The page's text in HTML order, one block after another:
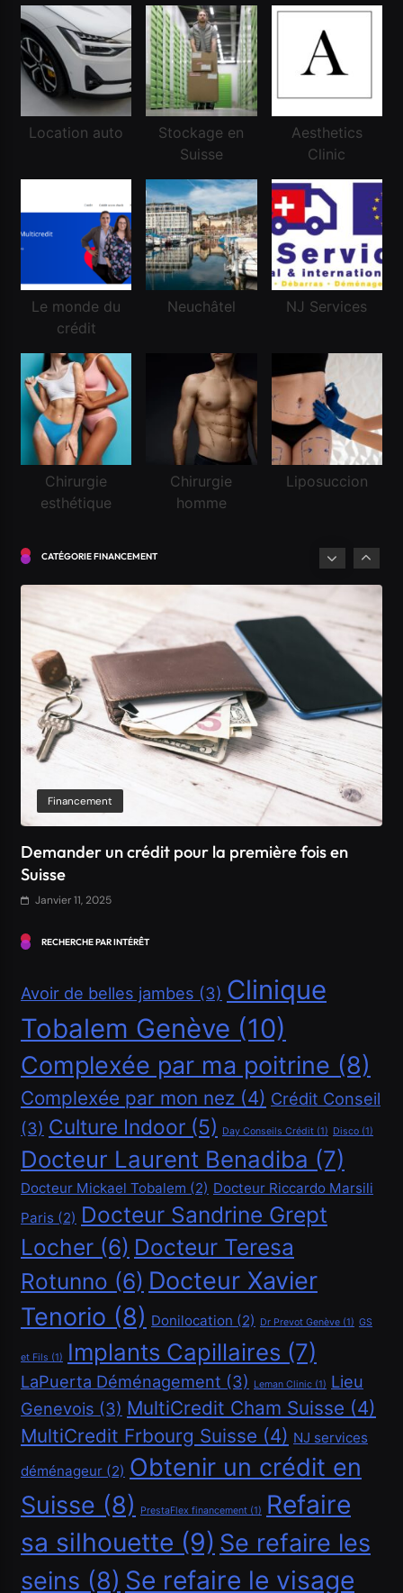
Location auto
Stockage en
Suisse
Aesthetics
Clinic
Le monde du
crédit
Neuchâtel NJ Services
Chirurgie
esthétique
Chirurgie
homme
Liposuccion
CATÉGORIE FINANCEMENT
Financement
Conseils pour réussir à obtenir un crédit en Suisse
Janvier 11, 2025
Financement
Demander un crédit pour la première fois en
Suisse
Janvier 11, 2025
Financement
Comment obtenir un crédit Bancaire en Suisse ?
Janvier 11, 2025
Demander un crédit de 20000 CHF
Janvier 11, 2025
RECHERCHE PAR INTÉRÊT
Avoir de belles jambes (3) Clinique
Tobalem Genève (10)
Complexée par ma poitrine (8)
Complexée par mon nez (4) Crédit Conseil
(3) Culture Indoor (5) Day Conseils Crédit (1) Disco (1)
Docteur Laurent Benadiba (7)
Docteur Mickael Tobalem (2) Docteur Riccardo Marsili
Paris (2) Docteur Sandrine Grept
Locher (6) Docteur Teresa
Rotunno (6) Docteur Xavier
Tenorio (8) Donilocation (2) Dr Prevot Genève (1) GS
et Fils (1) Implants Capillaires (7)
LaPuerta Déménagement (3) Leman Clinic (1) Lieu
Genevois (3) MultiCredit Cham Suisse (4)
MultiCredit Frbourg Suisse (4) NJ services
déménageur (2) Obtenir un crédit en
Suisse (8) PrestaFlex financement (1)
Refaire
sa silhouette (9) Se refaire les
seins (8) Se refaire le visage